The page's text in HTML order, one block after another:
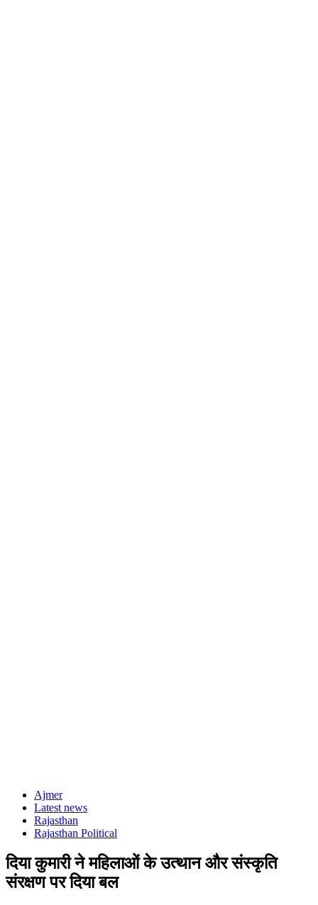
Ajmer
Latest news
Rajasthan
Rajasthan Political
दिया कुमारी ने महिलाओं के उत्थान और संस्कृति
संरक्षण पर दिया बल